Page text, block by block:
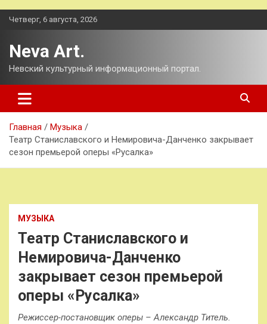
Перейти
Четверг, 6 августа, 2026
Neva Art.
Невский культурный информационный портал.
Главная
Музыка
Театр Станиславского и Немировича-Данченко закрывает
сезон премьерой оперы «Русалка»
МУЗЫКА
Театр Станиславского и
Немировича-Данченко
закрывает сезон премьерой
оперы «Русалка»
Режиссер-постановщик оперы – Александр Титель.